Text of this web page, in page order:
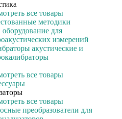
все товары
методики
для
измерений
акустические и
все товары
все товары
преобразователи для